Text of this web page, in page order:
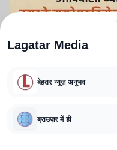
CORRECTIONS POLICY
Lagatar Media
बेहतर न्यूज़ अनुभव
ब्राउज़र में ही